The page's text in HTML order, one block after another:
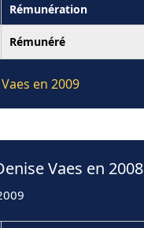
Rémunération
Rémunéré
en 2009
Vaes en 2008